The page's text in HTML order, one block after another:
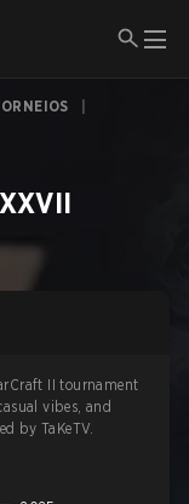
II tournament
vibes, and
by TaKeTV.